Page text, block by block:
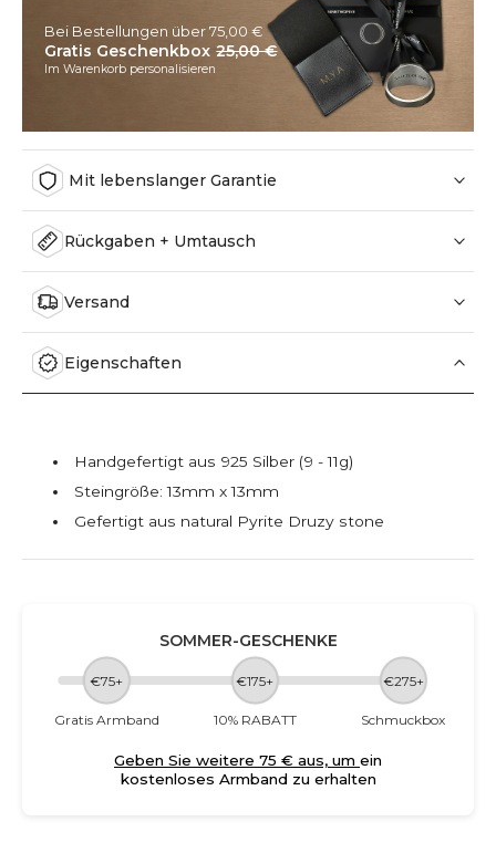
Bei Bestellungen über 75,00 €
Gratis Geschenkbox 25,00 €
Im Warenkorb personalisieren
Mit lebenslanger Garantie
Rückgaben + Umtausch
Versand
Eigenschaften
Handgefertigt aus 925 Silber (9 - 11g)
Steingröße: 13mm x 13mm
Gefertigt aus natural Pyrite Druzy stone
SOMMER-GESCHENKE
€75+ €175+ €275+
Gratis Armband 10% RABATT Schmuckbox
Geben Sie weitere 75 € aus, um ein
kostenloses Armband zu erhalten